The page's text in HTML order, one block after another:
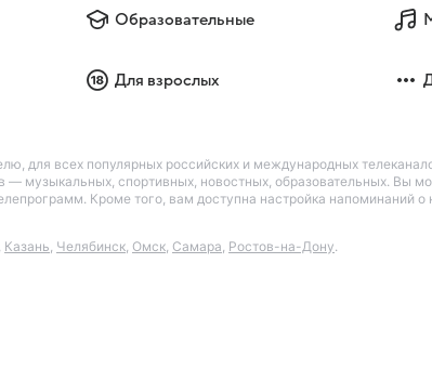
Образовательные
Для взрослых
для всех популярных российских и международных
музыкальных, спортивных, новостных, образовательных. Вы
Кроме того, вам доступна настройка напоминаний
, Казань, Челябинск, Омск, Самара, Ростов-на-Дону.